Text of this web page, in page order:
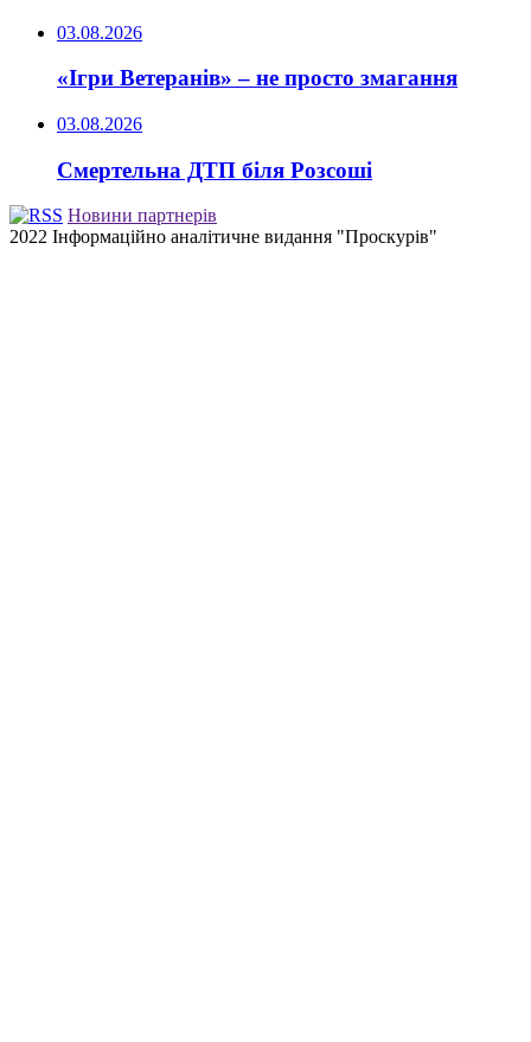
03.08.2026
«Ігри Ветеранів» – не просто змагання
03.08.2026
Смертельна ДТП біля Розсоші
Новини партнерів
2022 Інформаційно аналітичне видання "Проскурів"